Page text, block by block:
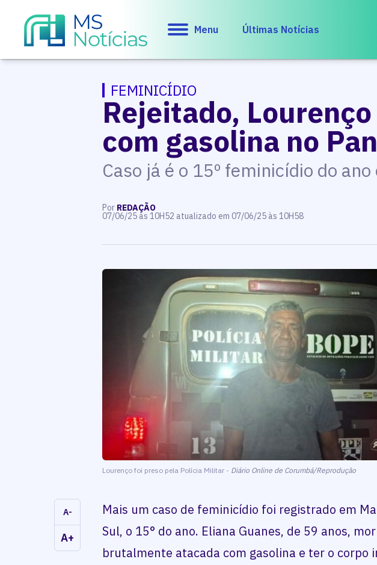
Menu Últimas Notícias
FEMINICÍDIO
Rejeitado,
com gasolina no
Caso já é o 15º feminicídio do
Por REDAÇÃO
07/06/25 às 10H52 atualizado em 07/06/25 às 10H58
Lourenço foi preso pela Polícia Militar - Diário Online de Corumbá/Reprodução
A-
A+
Mais um caso de feminicídio foi registrado em
Sul, o 15° do ano. Eliana Guanes, de 59 anos,
brutalmente atacada com gasolina e ter o corpo